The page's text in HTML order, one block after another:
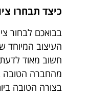
כיצד תבחרו
בבואכם לבחור
העיצוב המיוחד
חשוב מאוד לדעת
מהחברה הטובה
בצורה הטובה